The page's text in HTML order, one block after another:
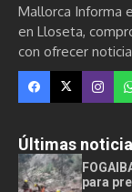
Mallorca Informa
en Lloseta,
con ofrecer
Últimas
para